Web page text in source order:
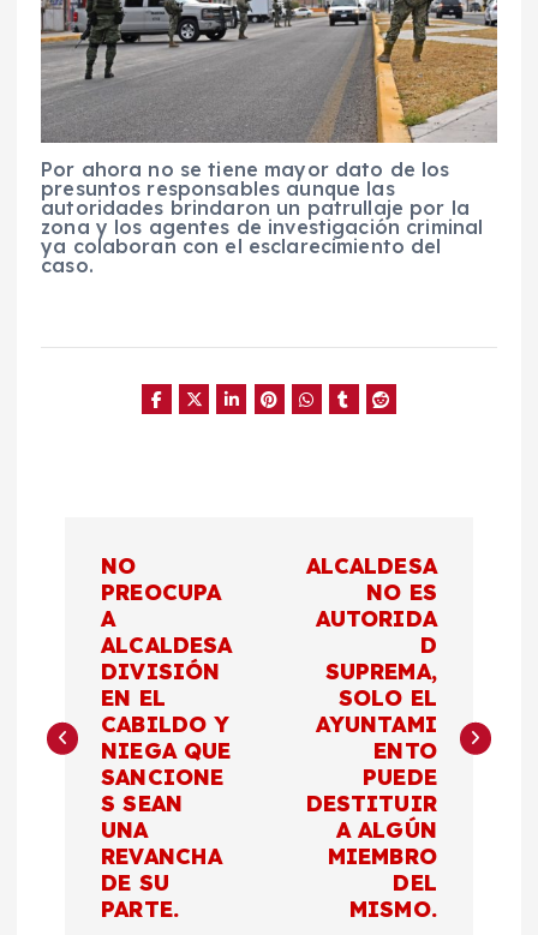
Por ahora no se tiene mayor dato de los
presuntos responsables aunque las
autoridades brindaron un patrullaje por la
zona y los agentes de investigación criminal
ya colaboran con el esclarecimiento del
caso.
e
NO
PREOCUPA
A
ALCALDESA
DIVISIÓN
EN EL
CABILDO Y
NIEGA QUE
SANCIONE
S SEAN
UNA
REVANCHA
DE SU
PARTE.
ALCALDESA
NO ES
AUTORIDA
D
SUPREMA,
SOLO EL
AYUNTAMI
ENTO
PUEDE
DESTITUIR
A ALGÚN
MIEMBRO
DEL
MISMO.